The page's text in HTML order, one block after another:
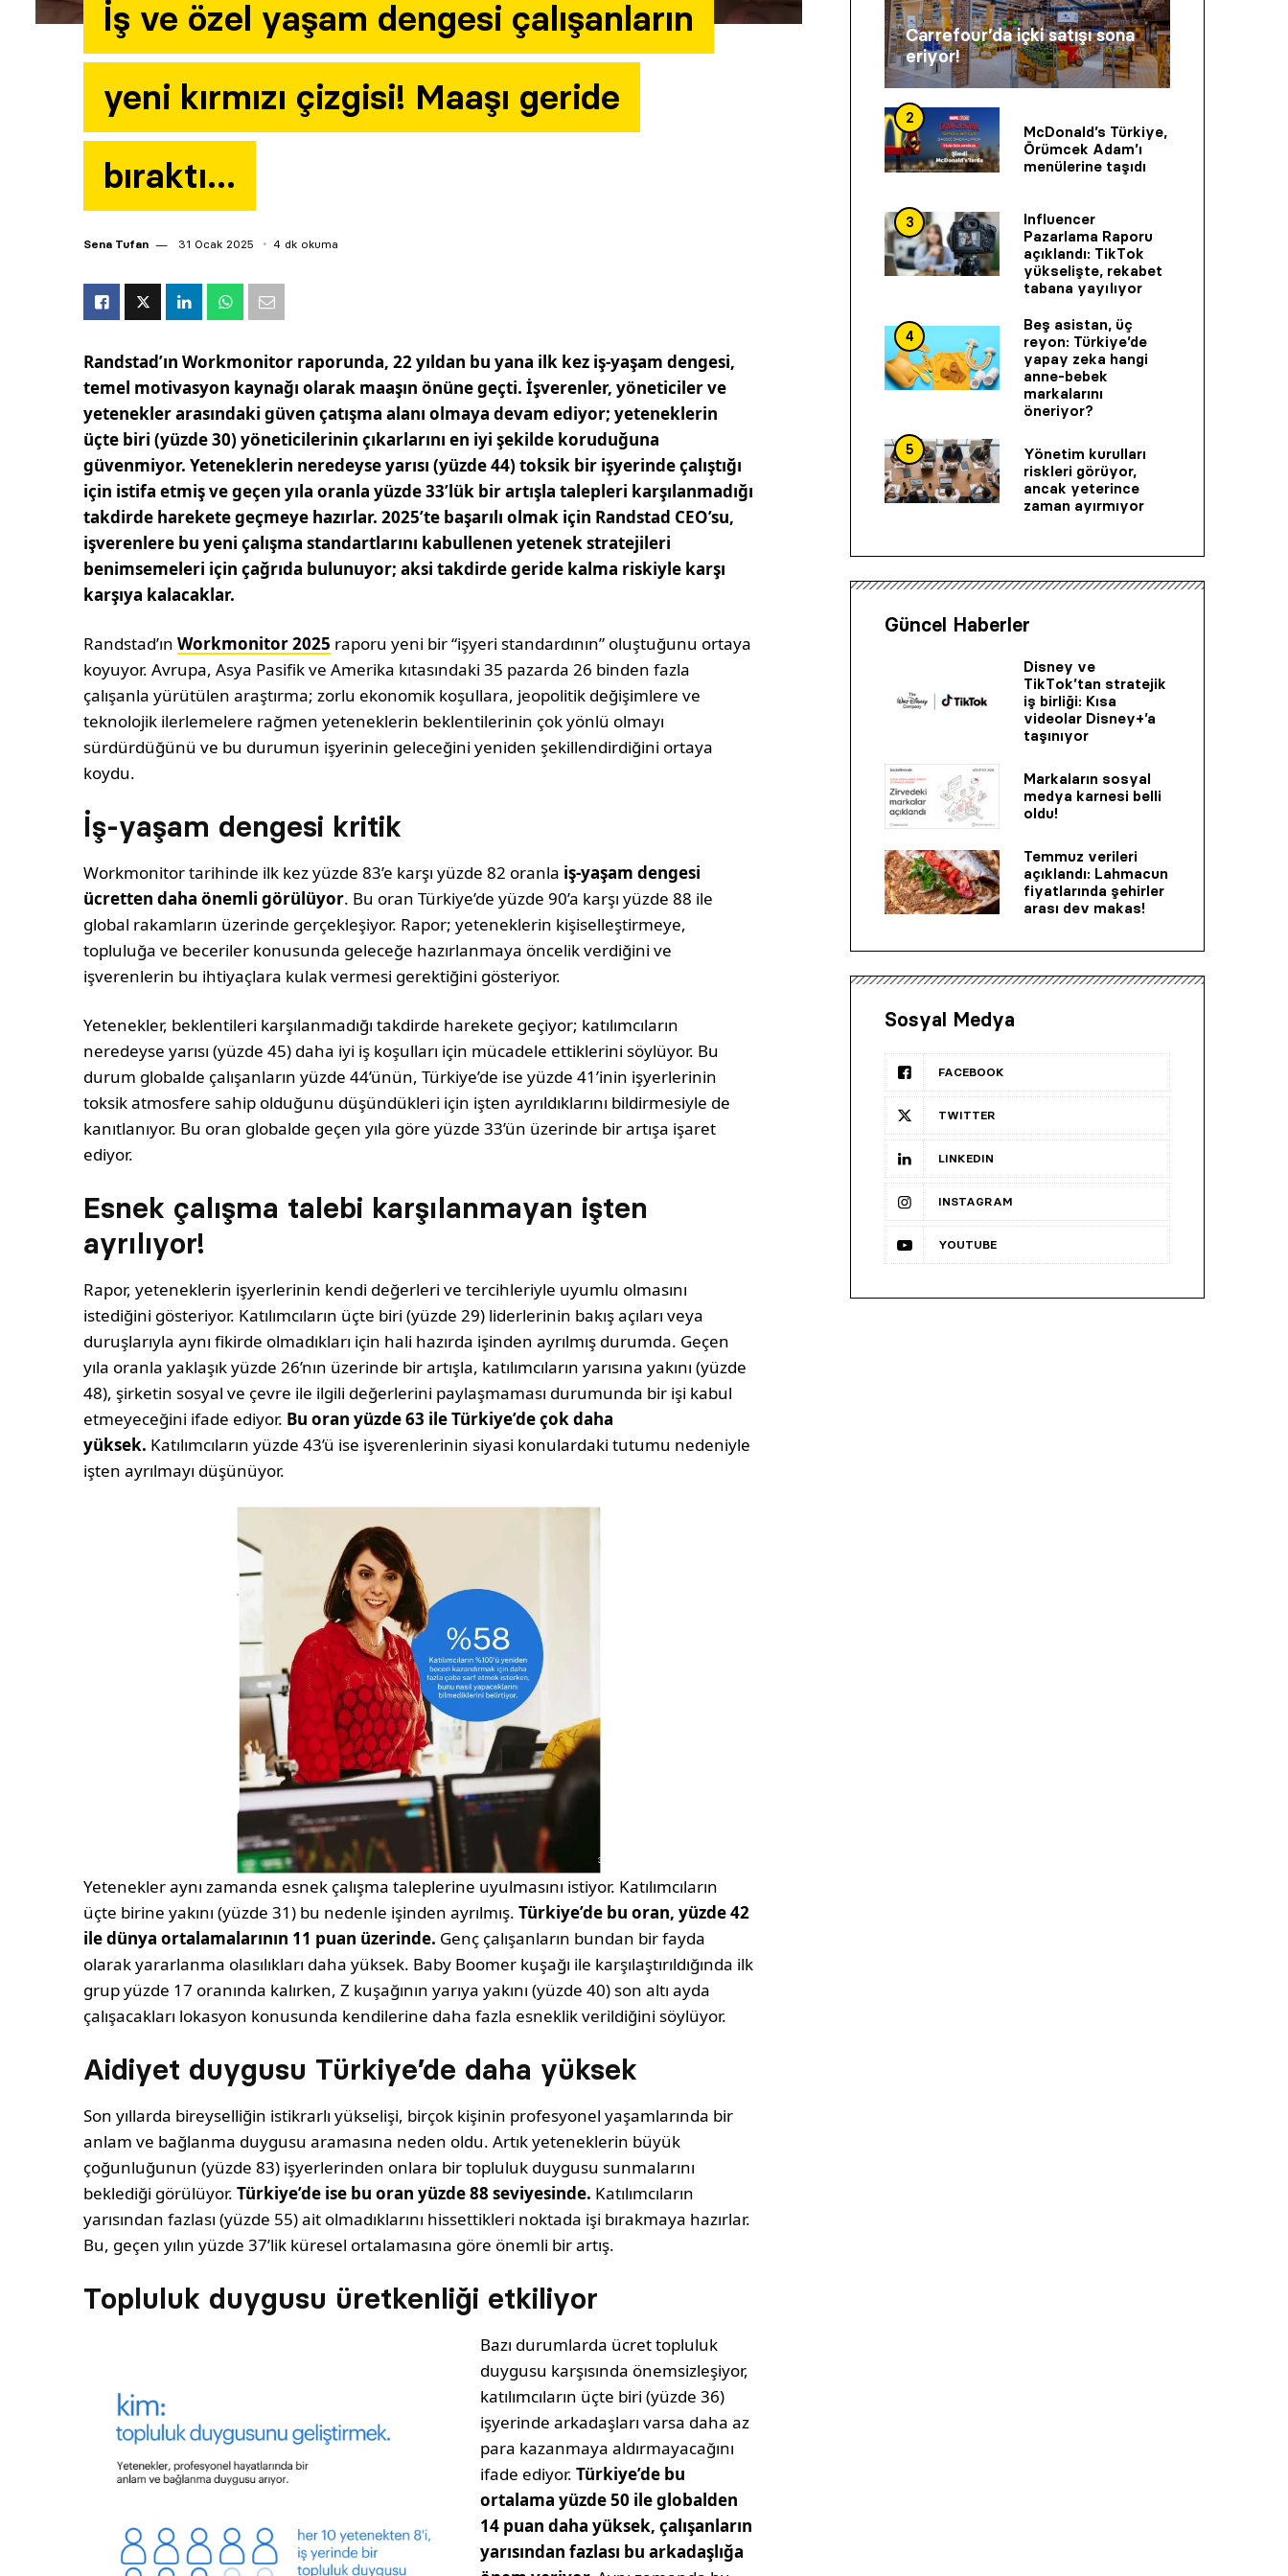
İş ve özel yaşam dengesi çalışanların
yeni kırmızı çizgisi! Maaşı geride
bıraktı…
Sena Tufan 31 Ocak 2025 4 dk okuma
Randstad’ın Workmonitor raporunda, 22 yıldan bu yana ilk kez iş-yaşam dengesi,
temel motivasyon kaynağı olarak maaşın önüne geçti. İşverenler, yöneticiler ve
yetenekler arasındaki güven çatışma alanı olmaya devam ediyor; yeteneklerin
üçte biri (yüzde 30) yöneticilerinin çıkarlarını en iyi şekilde koruduğuna
güvenmiyor. Yeteneklerin neredeyse yarısı (yüzde 44) toksik bir işyerinde çalıştığı
için istifa etmiş ve geçen yıla oranla yüzde 33’lük bir artışla talepleri karşılanmadığı
takdirde harekete geçmeye hazırlar. 2025’te başarılı olmak için Randstad CEO’su,
işverenlere bu yeni çalışma standartlarını kabullenen yetenek stratejileri
benimsemeleri için çağrıda bulunuyor; aksi takdirde geride kalma riskiyle karşı
karşıya kalacaklar.
Randstad’ınWorkmonitor 2025 raporu yeni bir “işyeri standardının” oluştuğunu ortaya
koyuyor. Avrupa, Asya Pasifik ve Amerika kıtasındaki 35 pazarda 26 binden fazla
çalışanla yürütülen araştırma; zorlu ekonomik koşullara, jeopolitik değişimlere ve
teknolojik ilerlemelere rağmen yeteneklerin beklentilerinin çok yönlü olmayı
sürdürdüğünü ve bu durumun işyerinin geleceğini yeniden şekillendirdiğini ortaya
koydu.
İş-yaşam dengesi kritik
Workmonitor tarihinde ilk kez yüzde 83’e karşı yüzde 82 oranla iş-yaşam dengesi
ücretten daha önemli görülüyor. Bu oran Türkiye’de yüzde 90’a karşı yüzde 88 ile
global rakamların üzerinde gerçekleşiyor. Rapor; yeteneklerin kişiselleştirmeye,
topluluğa ve beceriler konusunda geleceğe hazırlanmaya öncelik verdiğini ve
işverenlerin bu ihtiyaçlara kulak vermesi gerektiğini gösteriyor.
Yetenekler, beklentileri karşılanmadığı takdirde harekete geçiyor; katılımcıların
neredeyse yarısı (yüzde 45) daha iyi iş koşulları için mücadele ettiklerini söylüyor. Bu
durum globalde çalışanların yüzde 44’ünün, Türkiye’de ise yüzde 41’inin işyerlerinin
toksik atmosfere sahip olduğunu düşündükleri için işten ayrıldıklarını bildirmesiyle de
kanıtlanıyor. Bu oran globalde geçen yıla göre yüzde 33’ün üzerinde bir artışa işaret
ediyor.
Esnek çalışma talebi karşılanmayan işten
ayrılıyor!
Rapor, yeteneklerin işyerlerinin kendi değerleri ve tercihleriyle uyumlu olmasını
istediğini gösteriyor. Katılımcıların üçte biri (yüzde 29) liderlerinin bakış açıları veya
duruşlarıyla aynı fikirde olmadıkları için hali hazırda işinden ayrılmış durumda. Geçen
yıla oranla yaklaşık yüzde 26’nın üzerinde bir artışla, katılımcıların yarısına yakını (yüzde
48), şirketin sosyal ve çevre ile ilgili değerlerini paylaşmaması durumunda bir işi kabul
etmeyeceğini ifade ediyor. Bu oran yüzde 63 ile Türkiye’de çok daha
yüksek. Katılımcıların yüzde 43’ü ise işverenlerinin siyasi konulardaki tutumu nedeniyle
işten ayrılmayı düşünüyor.
Yetenekler aynı zamanda esnek çalışma taleplerine uyulmasını istiyor. Katılımcıların
üçte birine yakını (yüzde 31) bu nedenle işinden ayrılmış.Türkiye’de bu oran, yüzde 42
ile dünya ortalamalarının 11 puan üzerinde. Genç çalışanların bundan bir fayda
olarak yararlanma olasılıkları daha yüksek. Baby Boomer kuşağı ile karşılaştırıldığında ilk
grup yüzde 17 oranında kalırken, Z kuşağının yarıya yakını (yüzde 40) son altı ayda
çalışacakları lokasyon konusunda kendilerine daha fazla esneklik verildiğini söylüyor.
Aidiyet duygusu Türkiye’de daha yüksek
Son yıllarda bireyselliğin istikrarlı yükselişi, birçok kişinin profesyonel yaşamlarında bir
anlam ve bağlanma duygusu aramasına neden oldu. Artık yeteneklerin büyük
çoğunluğunun (yüzde 83) işyerlerinden onlara bir topluluk duygusu sunmalarını
beklediği görülüyor.Türkiye’de ise bu oran yüzde 88 seviyesinde. Katılımcıların
yarısından fazlası (yüzde 55) ait olmadıklarını hissettikleri noktada işi bırakmaya hazırlar.
Bu, geçen yılın yüzde 37’lik küresel ortalamasına göre önemli bir artış.
Topluluk duygusu üretkenliği etkiliyor
Bazı durumlarda ücret topluluk
duygusu karşısında önemsizleşiyor,
katılımcıların üçte biri (yüzde 36)
işyerinde arkadaşları varsa daha az
para kazanmaya aldırmayacağını
ifade ediyor.Türkiye’de bu
ortalama yüzde 50 ile globalden
14 puan daha yüksek, çalışanların
yarısından fazlası bu arkadaşlığa
Carrefour’da içki satışı sona
eriyor!
2
McDonald’s Türkiye,
Örümcek Adam’ı
menülerine taşıdı
3
Influencer
Pazarlama Raporu
açıklandı: TikTok
yükselişte, rekabet
tabana yayılıyor
4
Beş asistan, üç
reyon: Türkiye’de
yapay zeka hangi
anne-bebek
markalarını
öneriyor?
5
Yönetim kurulları
riskleri görüyor,
ancak yeterince
zaman ayırmıyor
Güncel Haberler
Disney ve
TikTok’tan stratejik
iş birliği: Kısa
videolar Disney+’a
taşınıyor
Markaların sosyal
medya karnesi belli
oldu!
Temmuz verileri
açıklandı: Lahmacun
fiyatlarında şehirler
arası dev makas!
Sosyal Medya
FACEBOOK
TWITTER
LINKEDIN
INSTAGRAM
YOUTUBE